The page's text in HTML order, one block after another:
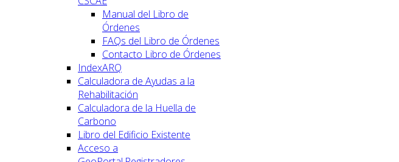
Manual del Libro de
Órdenes
FAQs del Libro de Órdenes
Contacto Libro de Órdenes
IndexARQ
Calculadora de Ayudas a la
Rehabilitación
Calculadora de la Huella de
Carbono
Libro del Edificio Existente
Acceso a